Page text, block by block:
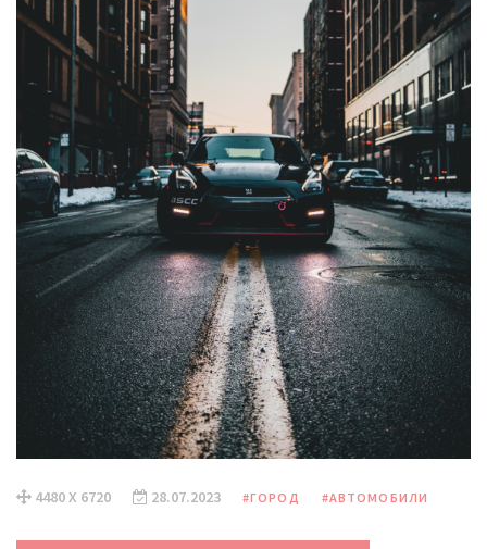
4480 X 6720 28.07.2023 #ГОРОД #АВТОМОБИЛИ